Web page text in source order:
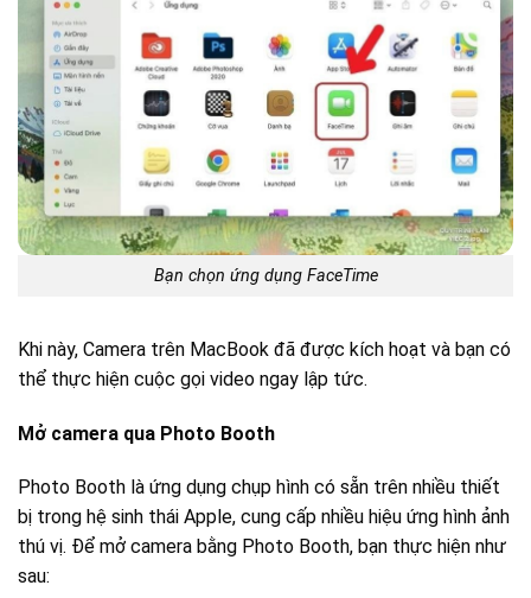
Bạn chọn ứng dụng FaceTime
Khi này, Camera trên MacBook đã được kích hoạt và bạn có
thể thực hiện cuộc gọi video ngay lập tức.
Mở camera qua Photo Booth
Photo Booth là ứng dụng chụp hình có sẵn trên nhiều thiết
bị trong hệ sinh thái Apple, cung cấp nhiều hiệu ứng hình ảnh
thú vị. Để mở camera bằng Photo Booth, bạn thực hiện như
sau: